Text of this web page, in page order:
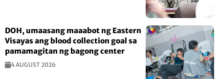
DOH, umaasang maaabot ng Eastern
Visayas ang blood collection goal sa
pamamagitan ng bagong center
4 AUGUST 2026